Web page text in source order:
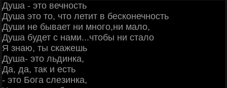
Душа - это вечность
Душа это то, что летит в бесконечность
Души не бывает ни много,ни мало,
Душа будет с нами...чтобы ни стало
Я знаю, ты скажешь
Душа- это льдинка,
Да, да, так и есть
- это Бога слезинка,